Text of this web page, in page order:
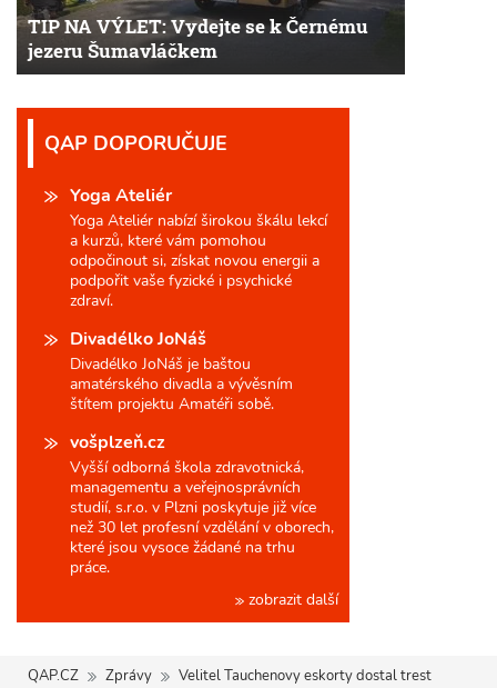
TIP NA VÝLET: Vydejte se k Černému
jezeru Šumavláčkem
QAP DOPORUČUJE
Yoga Ateliér
Yoga Ateliér nabízí širokou škálu lekcí
a kurzů, které vám pomohou
odpočinout si, získat novou energii a
podpořit vaše fyzické i psychické
zdraví.
Divadélko JoNáš
Divadélko JoNáš je baštou
amatérského divadla a vývěsním
štítem projektu Amatéři sobě.
vošplzeň.cz
Vyšší odborná škola zdravotnická,
managementu a veřejnosprávních
studií, s.r.o. v Plzni poskytuje již více
než 30 let profesní vzdělání v oborech,
které jsou vysoce žádané na trhu
práce.
zobrazit další
QAP.CZ Zprávy Velitel Tauchenovy eskorty dostal trest